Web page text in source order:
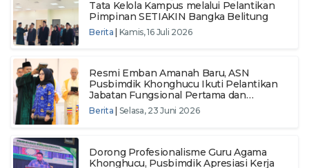
Tata Kelola Kampus melalui Pelantikan
Pimpinan SETIAKIN Bangka Belitung
Berita| Kamis, 16 Juli 2026
Resmi Emban Amanah Baru, ASN
Pusbimdik Khonghucu Ikuti Pelantikan
Jabatan Fungsional Pertama dan
Pengambilan Sumpah ASN Tahun 2024
Berita Selasa, 23 Juni 2026
Dorong Profesionalisme Guru Agama
Khonghucu, Pusbimdik Apresiasi Kerja